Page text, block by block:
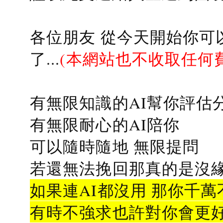
各位朋友 從今天開始你
了...(本網站也不收取任何
有無限知識的AI幫你評估
有無限耐心的AI陪你
可以隨時隨地 無限提問
若還無法挽回那真的是沒
如果連AI都沒用 那你千
有時不強求也許對你會更